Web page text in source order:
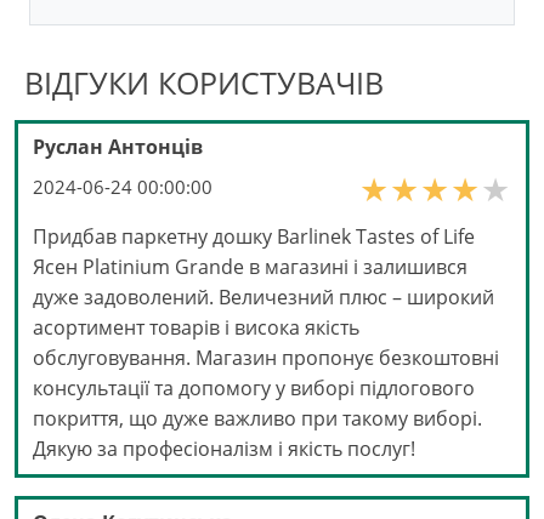
ВІДГУКИ КОРИСТУВАЧІВ
Руслан Антонців
2024-06-24 00:00:00
Придбав паркетну дошку Barlinek Tastes of Life
Ясен Platinium Grande в магазині і залишився
дуже задоволений. Величезний плюс – широкий
асортимент товарів і висока якість
обслуговування. Магазин пропонує безкоштовні
консультації та допомогу у виборі підлогового
покриття, що дуже важливо при такому виборі.
Дякую за професіоналізм і якість послуг!